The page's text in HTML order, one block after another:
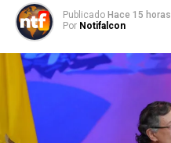
Publicado Hace 15 horas
Por Notifalcon